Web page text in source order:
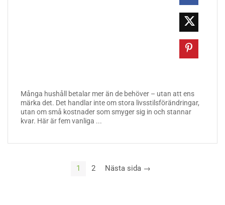
Många hushåll betalar mer än de behöver – utan att ens
märka det. Det handlar inte om stora livsstilsförändringar,
utan om små kostnader som smyger sig in och stannar
kvar. Här är fem vanliga ...
1 2 Nästa sida →